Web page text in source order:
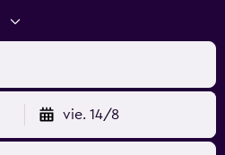
vie. 14/8